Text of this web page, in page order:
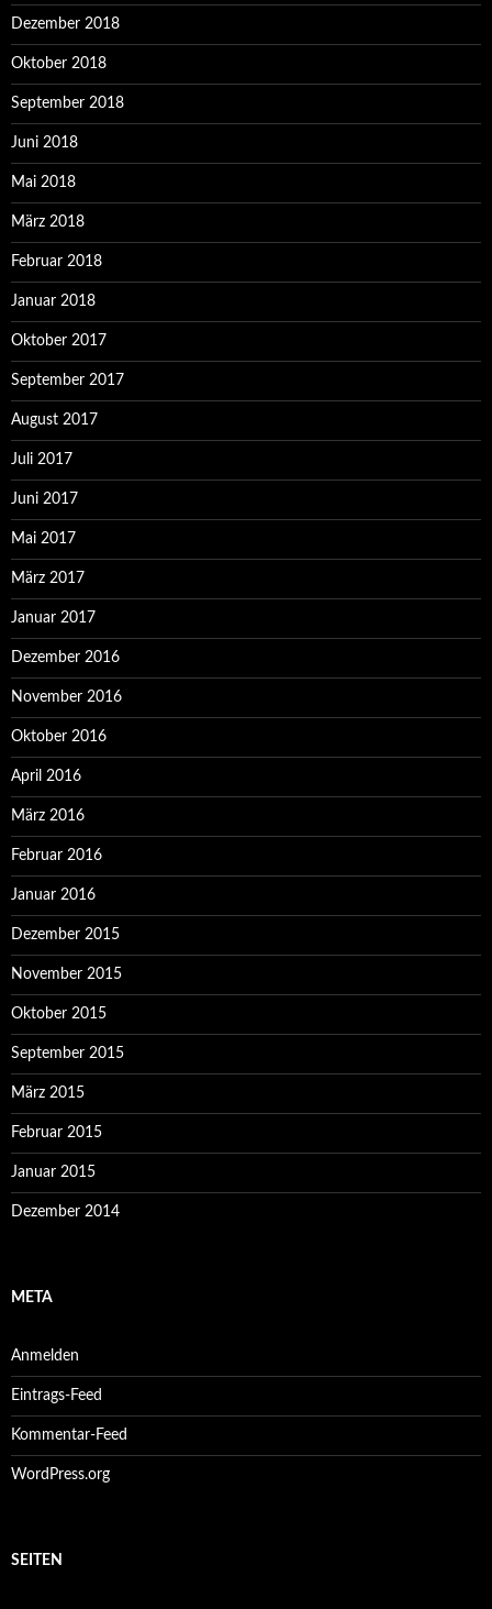
Dezember 2018
Oktober 2018
September 2018
Juni 2018
Mai 2018
März 2018
Februar 2018
Januar 2018
Oktober 2017
September 2017
August 2017
Juli 2017
Juni 2017
Mai 2017
März 2017
Januar 2017
Dezember 2016
November 2016
Oktober 2016
April 2016
März 2016
Februar 2016
Januar 2016
Dezember 2015
November 2015
Oktober 2015
September 2015
März 2015
Februar 2015
Januar 2015
Dezember 2014
META
Anmelden
Eintrags-Feed
Kommentar-Feed
WordPress.org
SEITEN